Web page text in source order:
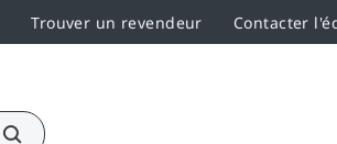
Trouver un revendeur Contacter